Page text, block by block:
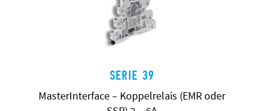
SERIE 39
MasterInterface – Koppelrelais (EMR oder